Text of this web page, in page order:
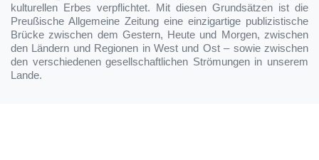
kulturellen Erbes verpflichtet. Mit diesen Grundsätzen ist die
Preußische Allgemeine Zeitung eine einzigartige publizistische
Brücke zwischen dem Gestern, Heute und Morgen, zwischen
den Ländern und Regionen in West und Ost – sowie zwischen
den verschiedenen gesellschaftlichen Strömungen in unserem
Lande.